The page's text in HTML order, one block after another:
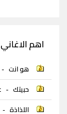
اهم
هو انت -
حبيتك -
اللذاذة -